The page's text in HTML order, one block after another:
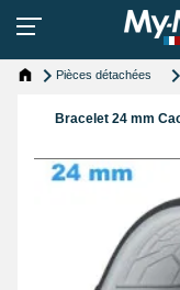
Pièces détachées
Bracelet 24 mm